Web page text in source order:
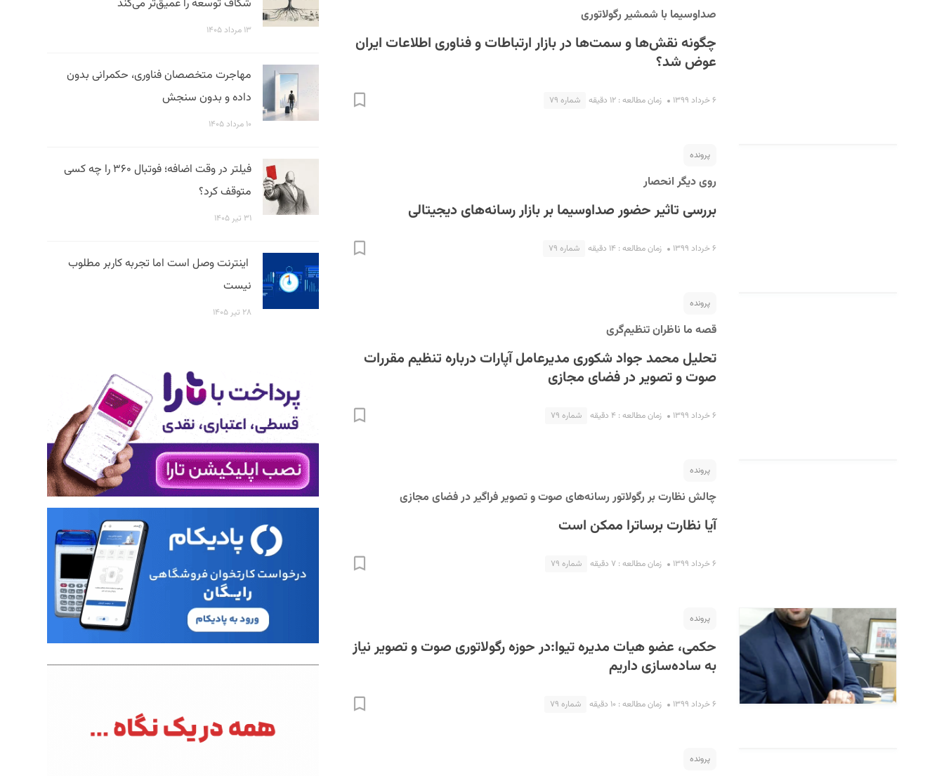
صداوسیما با شمشیر رگولاتوری
چگونه نقش‌ها و سمت‌ها در بازار ارتباطات و فناوری اطلاعات ایران
عوض شد؟
۶ خرداد ۱۳۹۹ زمان مطالعه : ۱۲ دقیقه شماره ۷۹
پرونده
روی دیگر انحصار
بررسی تاثیر حضور صداوسیما بر بازار رسانه‌های دیجیتالی
۶ خرداد ۱۳۹۹ زمان مطالعه : ۱۴ دقیقه شماره ۷۹
پرونده
قصه ما ناظران تنظیم‌گری
تحلیل محمد جواد شکوری مدیرعامل آپارات درباره تنظیم مقررات
صوت و تصویر در فضای مجازی
۶ خرداد ۱۳۹۹ زمان مطالعه : ۴ دقیقه شماره ۷۹
پرونده
چالش نظارت بر رگولاتور رسانه‌های صوت و تصویر فراگیر در فضای مجازی
آیا نظارت برساترا ممکن است
۶ خرداد ۱۳۹۹ زمان مطالعه : ۷ دقیقه شماره ۷۹
پرونده
حکمی، عضو هیات مدیره تیوا:در حوزه رگولاتوری صوت و تصویر نیاز
به ساده‌سازی داریم
۶ خرداد ۱۳۹۹ زمان مطالعه : ۱۰ دقیقه شماره ۷۹
پرونده
شکاف توسعه را عمیق‌تر می‌کند
۱۳ مرداد ۱۴۰۵
مهاجرت متخصصان فناوری، حکمرانی بدون
داده و بدون سنجش
۱۰ مرداد ۱۴۰۵
فیلتر در وقت اضافه؛ فوتبال ۳۶۰ را چه کسی
متوقف کرد؟
۳۱ تیر ۱۴۰۵
اینترنت وصل است اما تجربه کاربر مطلوب
نیست
۲۸ تیر ۱۴۰۵